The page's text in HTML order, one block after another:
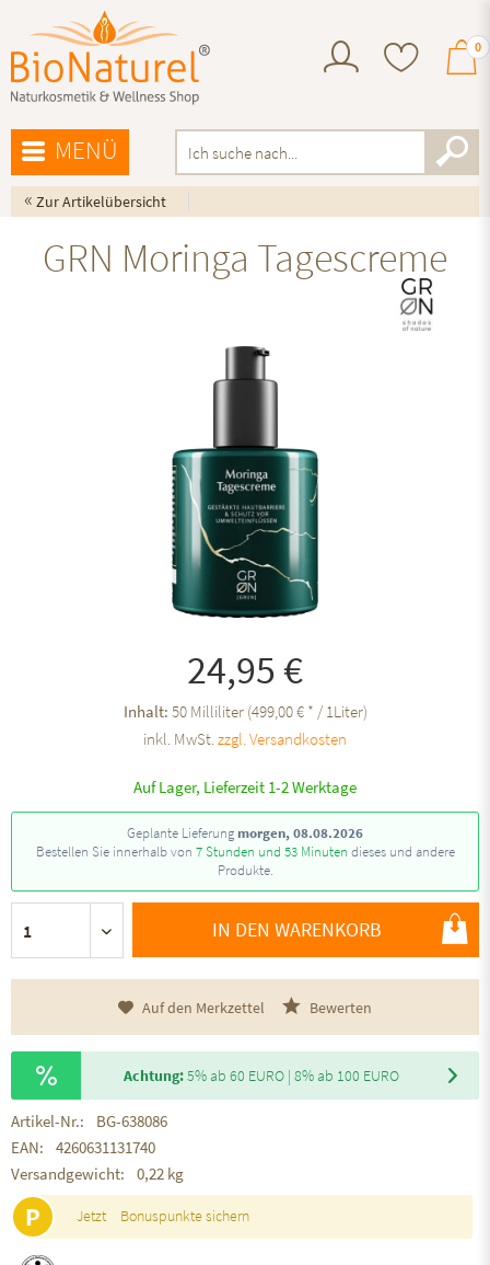
0
MENÜ
« Zur Artikelübersicht
GRN Moringa Tagescreme
24,95 €
Inhalt: 50 Milliliter (499,00 € * / 1Liter)
inkl. MwSt.zzgl. Versandkosten
Auf Lager, Lieferzeit 1-2 Werktage
Geplante Lieferungmorgen, 08.08.2026
Bestellen Sie innerhalb von 7 Stunden und 53 Minuten dieses und andere
Produkte.
IN DEN WARENKORB
Auf den Merkzettel Bewerten
Achtung:5% ab 60 EURO | 8% ab 100 EURO
Artikel-Nr.:
BG-638086
EAN:
4260631131740
Versandgewicht:
0,22 kg
P Jetzt Bonuspunkte sichern